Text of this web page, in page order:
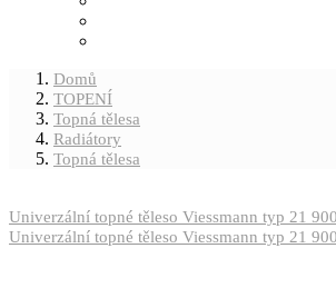
Domů
TOPENÍ
Topná tělesa
Radiátory
Topná tělesa
Univerzální topné těleso Viessmann typ 21
Univerzální topné těleso Viessmann typ 21